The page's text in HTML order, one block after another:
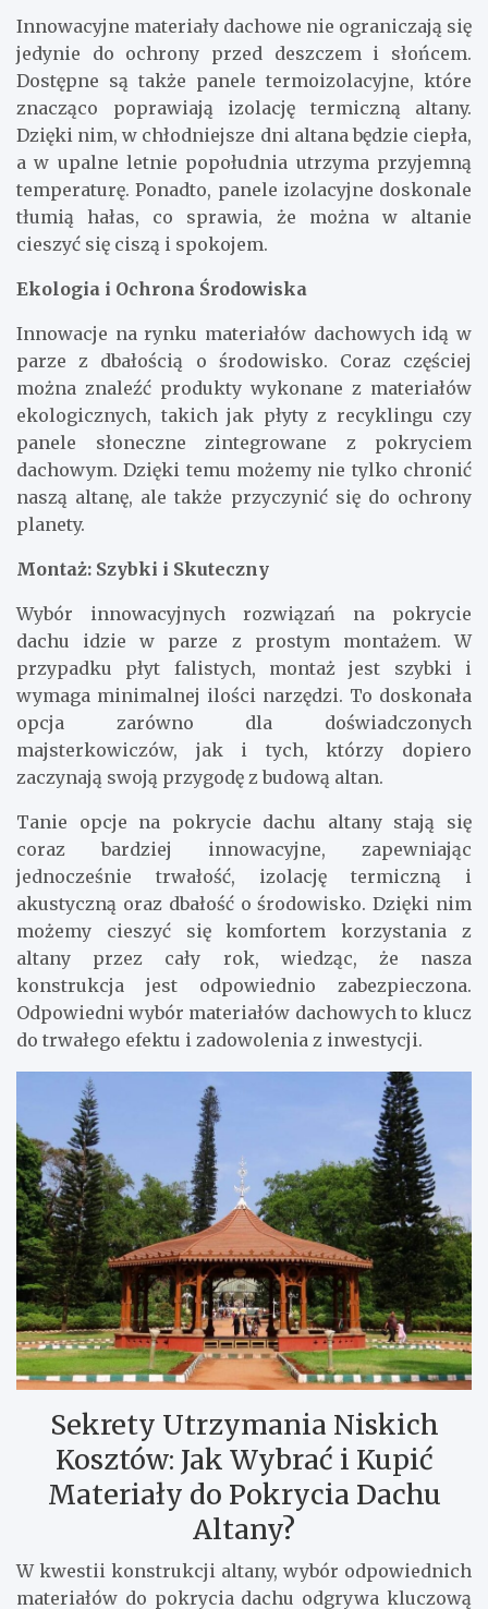
Innowacyjne materiały dachowe nie ograniczają się
jedynie do ochrony przed deszczem i słońcem.
Dostępne są także panele termoizolacyjne, które
znacząco poprawiają izolację termiczną altany.
Dzięki nim, w chłodniejsze dni altana będzie ciepła,
a w upalne letnie popołudnia utrzyma przyjemną
temperaturę. Ponadto, panele izolacyjne doskonale
tłumią hałas, co sprawia, że można w altanie
cieszyć się ciszą i spokojem.
Ekologia i Ochrona Środowiska
Innowacje na rynku materiałów dachowych idą w
parze z dbałością o środowisko. Coraz częściej
można znaleźć produkty wykonane z materiałów
ekologicznych, takich jak płyty z recyklingu czy
panele słoneczne zintegrowane z pokryciem
dachowym. Dzięki temu możemy nie tylko chronić
naszą altanę, ale także przyczynić się do ochrony
planety.
Montaż: Szybki i Skuteczny
Wybór innowacyjnych rozwiązań na pokrycie
dachu idzie w parze z prostym montażem. W
przypadku płyt falistych, montaż jest szybki i
wymaga minimalnej ilości narzędzi. To doskonała
opcja zarówno dla doświadczonych
majsterkowiczów, jak i tych, którzy dopiero
zaczynają swoją przygodę z budową altan.
Tanie opcje na pokrycie dachu altany stają się
coraz bardziej innowacyjne, zapewniając
jednocześnie trwałość, izolację termiczną i
akustyczną oraz dbałość o środowisko. Dzięki nim
możemy cieszyć się komfortem korzystania z
altany przez cały rok, wiedząc, że nasza
konstrukcja jest odpowiednio zabezpieczona.
Odpowiedni wybór materiałów dachowych to klucz
do trwałego efektu i zadowolenia z inwestycji.
Sekrety Utrzymania Niskich
Kosztów: Jak Wybrać i Kupić
Materiały do Pokrycia Dachu
Altany?
W kwestii konstrukcji altany, wybór odpowiednich
materiałów do pokrycia dachu odgrywa kluczową